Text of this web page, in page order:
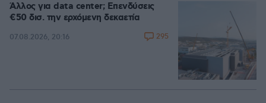
Άλλος για data center; Επενδύσεις
€50 δισ. την ερχόμενη δεκαετία
07.08.2026, 20:16 295